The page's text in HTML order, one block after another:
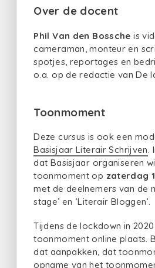
Over de docent
Phil Van den Bossche is
cameraman, monteur en
spotjes, reportages en
o.a. op de redactie van De
Toonmoment
Deze cursus is ook een
Basisjaar Literair Schrijven.
dat Basisjaar organiseren
toonmoment op zaterdag
met de deelnemers van de
stage’ en ‘Literair Bloggen’.
Tijdens de lockdown in
toonmoment online plaats.
dat aanpakken, dat
opname van het